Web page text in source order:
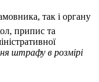
так і органу
припис та
штрафу в розмірі